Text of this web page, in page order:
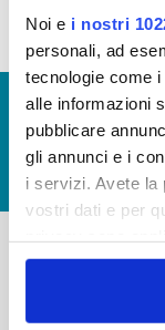
Noi e i nostri
personali, ad
tecnologie come
alle informazioni
pubblicare
gli annunci e i
i servizi. Avete la
vostri dati e per
in cui avete
modificare o
momento dalla
© Copyright
Publiacqua